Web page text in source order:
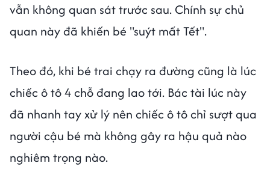
vẫn không quan sát trước sau. Chính sự chủ
quan này đã khiến bé "suýt mất Tết".
Theo đó, khi bé trai chạy ra đường cũng là lúc
chiếc ô tô 4 chỗ đang lao tới. Bác tài lúc này
đã nhanh tay xử lý nên chiếc ô tô chỉ sượt qua
người cậu bé mà không gây ra hậu quả nào
nghiêm trọng nào.